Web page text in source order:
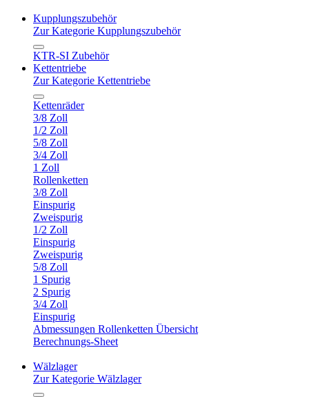
Kupplungszubehör
Zur Kategorie Kupplungszubehör
KTR-SI Zubehör
Kettentriebe
Zur Kategorie Kettentriebe
Kettenräder
3/8 Zoll
1/2 Zoll
5/8 Zoll
3/4 Zoll
1 Zoll
Rollenketten
3/8 Zoll
Einspurig
Zweispurig
1/2 Zoll
Einspurig
Zweispurig
5/8 Zoll
1 Spurig
2 Spurig
3/4 Zoll
Einspurig
Abmessungen Rollenketten Übersicht
Berechnungs-Sheet
Wälzlager
Zur Kategorie Wälzlager